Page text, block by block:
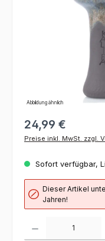
Abbildung ähnlich
24,99 €
Preise inkl. MwSt. zzgl.
Sofort verfügbar,
Dieser Artikel
Jahren!